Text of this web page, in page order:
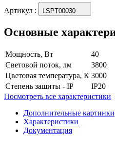
Артикул : LSPT00030
Основные
Мощность, Вт
40
Световой поток, лм
3800
Цветовая температура, К 3000
Степень защиты - IP
IP20
Посмотреть все характеристики
Дополнительные картинки
Характеристики
Документация